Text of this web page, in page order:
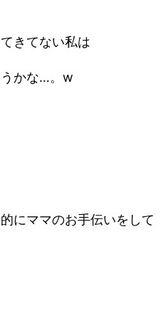
きてない私は
かな…。w
にママのお手伝いをして